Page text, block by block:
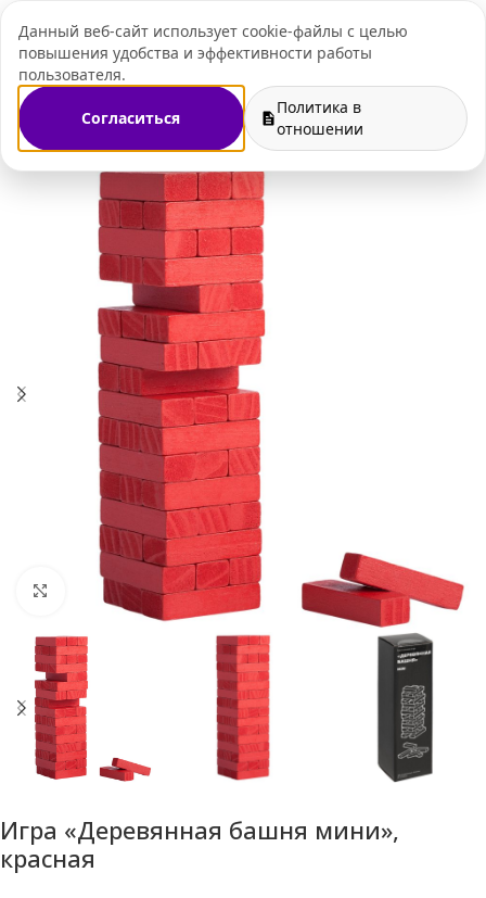
Данный веб-сайт использует cookie-файлы с целью
повышения удобства и эффективности работы
пользователя.
Согласиться
Политика в
отношении
+7 (495) 109-07-
Магазин Сувениры к праздникам Подарки на 14 февраля
Нажмите, чтобы увеличить
Игра «Деревянная башня мини»,
красная